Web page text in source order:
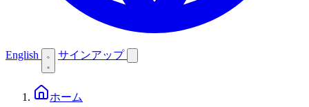
English サインアップ
ホーム